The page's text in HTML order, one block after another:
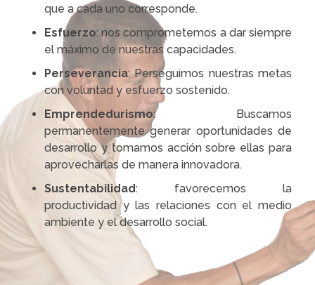
que a cada uno corresponde.
Esfuerzo: nos comprometemos a dar siempre
el máximo de nuestras capacidades.
Perseverancia: Perseguimos nuestras metas
con voluntad y esfuerzo sostenido.
Emprendedurismo: Buscamos
permanentemente generar oportunidades de
desarrollo y tomamos acción sobre ellas para
aprovecharlas de manera innovadora.
Sustentabilidad: favorecemos la
productividad y las relaciones con el medio
ambiente y el desarrollo social.